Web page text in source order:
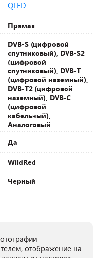
QLED
Прямая
DVB-S (цифровой
спутниковый), DVB-S2
(цифровой
спутниковый), DVB-T
(цифровой наземный),
DVB-T2 (цифровой
наземный), DVB-С
(цифровой
кабельный),
Аналоговый
Да
WildRed
Черный
отображение на